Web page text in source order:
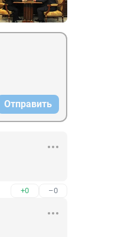
Отправить
+0 –0